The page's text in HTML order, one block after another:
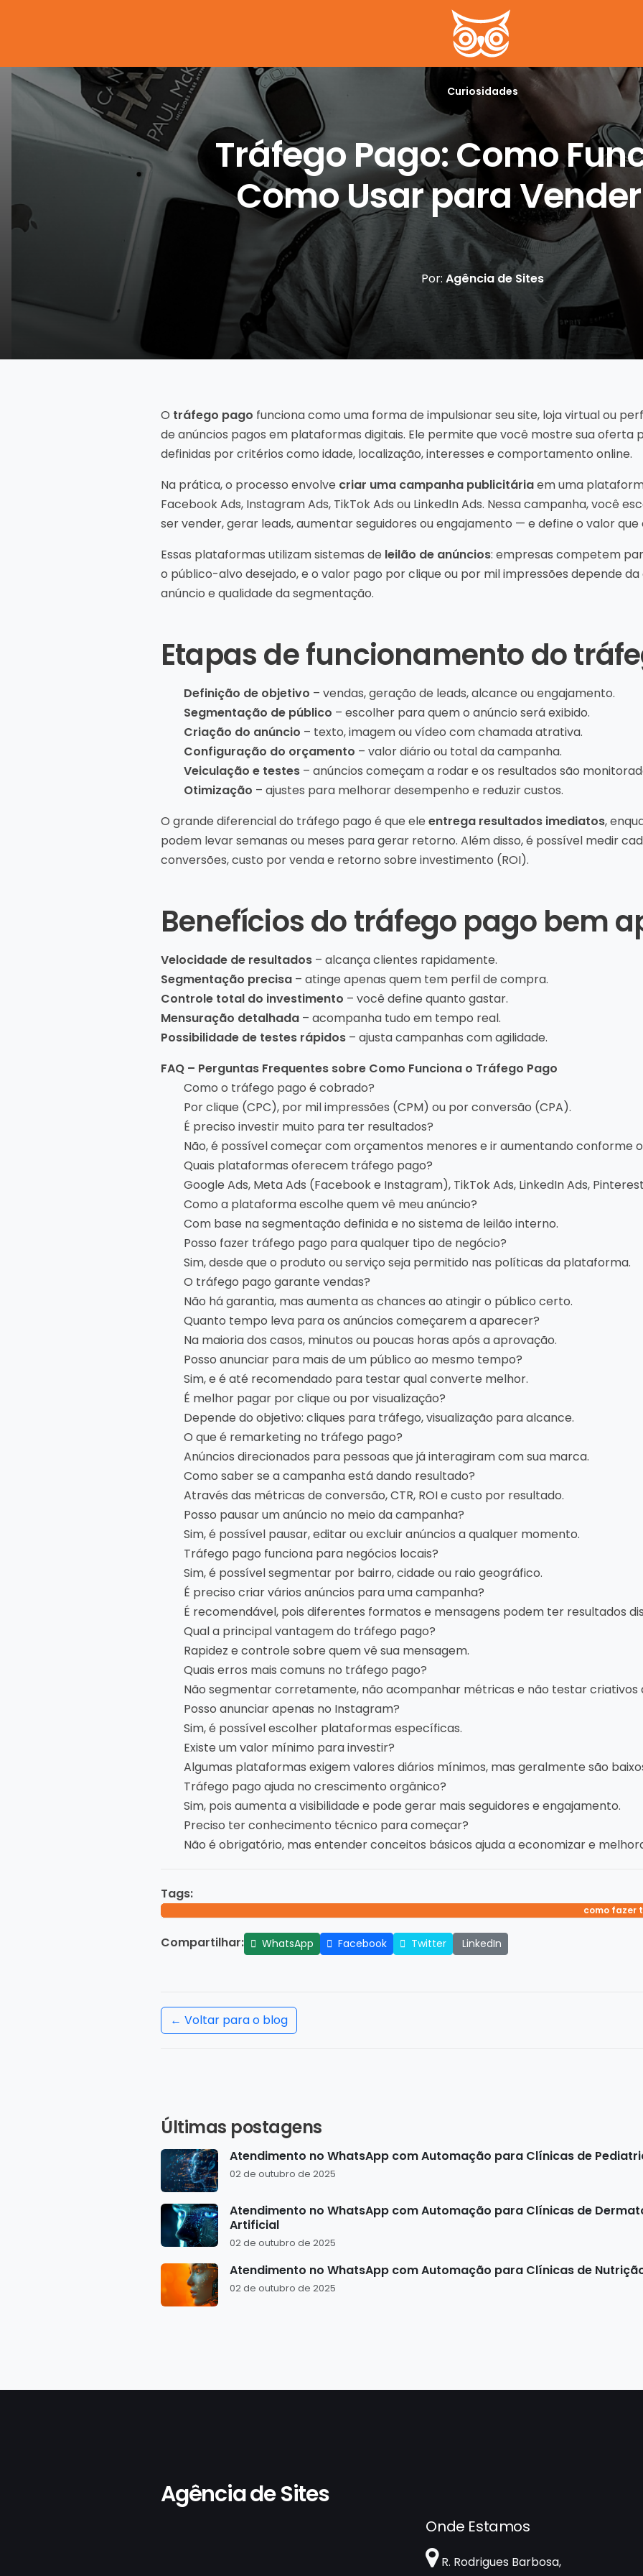
Curiosidades
Tráfego Pago: Como
Como Usar para
Por: Agência de Sites
O tráfego pago funciona como uma forma de impulsionar seu site, loja virtual ou
de anúncios pagos em plataformas digitais. Ele permite que você mostre sua oferta
definidas por critérios como idade, localização, interesses e comportamento online.
Na prática, o processo envolve criar uma campanha publicitáriaem uma
Facebook Ads, Instagram Ads, TikTok Ads ou LinkedIn Ads. Nessa campanha, você
ser vender, gerar leads, aumentar seguidores ou engajamento — e define o valor que
Essas plataformas utilizam sistemas de leilão de anúncios: empresas competem
o público-alvo desejado, e o valor pago por clique ou por mil impressões depende
anúncio e qualidade da segmentação.
Etapas de funcionamento do
Definição de objetivo – vendas, geração de leads, alcance ou engajamento.
Segmentação de público – escolher para quem o anúncio será exibido.
Criação do anúncio – texto, imagem ou vídeo com chamada atrativa.
Configuração do orçamento – valor diário ou total da campanha.
Veiculação e testes – anúncios começam a rodar e os resultados são
Otimização – ajustes para melhorar desempenho e reduzir custos.
O grande diferencial do tráfego pago é que ele entrega resultados imediatos,
podem levar semanas ou meses para gerar retorno. Além disso, é possível medir
conversões, custo por venda e retorno sobre investimento (ROI).
Benefícios do tráfego pago bem
Velocidade de resultados – alcança clientes rapidamente.
Segmentação precisa – atinge apenas quem tem perfil de compra.
Controle total do investimento – você define quanto gastar.
Mensuração detalhada – acompanha tudo em tempo real.
Possibilidade de testes rápidos – ajusta campanhas com agilidade.
FAQ – Perguntas Frequentes sobre Como Funciona o Tráfego Pago
Como o tráfego pago é cobrado?
Por clique (CPC), por mil impressões (CPM) ou por conversão (CPA).
É preciso investir muito para ter resultados?
Não, é possível começar com orçamentos menores e ir aumentando conforme
Quais plataformas oferecem tráfego pago?
Google Ads, Meta Ads (Facebook e Instagram), TikTok Ads, LinkedIn Ads,
Como a plataforma escolhe quem vê meu anúncio?
Com base na segmentação definida e no sistema de leilão interno.
Posso fazer tráfego pago para qualquer tipo de negócio?
Sim, desde que o produto ou serviço seja permitido nas políticas da plataforma.
O tráfego pago garante vendas?
Não há garantia, mas aumenta as chances ao atingir o público certo.
Quanto tempo leva para os anúncios começarem a aparecer?
Na maioria dos casos, minutos ou poucas horas após a aprovação.
Posso anunciar para mais de um público ao mesmo tempo?
Sim, e é até recomendado para testar qual converte melhor.
É melhor pagar por clique ou por visualização?
Depende do objetivo: cliques para tráfego, visualização para alcance.
O que é remarketing no tráfego pago?
Anúncios direcionados para pessoas que já interagiram com sua marca.
Como saber se a campanha está dando resultado?
Através das métricas de conversão, CTR, ROI e custo por resultado.
Posso pausar um anúncio no meio da campanha?
Sim, é possível pausar, editar ou excluir anúncios a qualquer momento.
Tráfego pago funciona para negócios locais?
Sim, é possível segmentar por bairro, cidade ou raio geográfico.
É preciso criar vários anúncios para uma campanha?
É recomendável, pois diferentes formatos e mensagens podem ter resultados
Qual a principal vantagem do tráfego pago?
Rapidez e controle sobre quem vê sua mensagem.
Quais erros mais comuns no tráfego pago?
Não segmentar corretamente, não acompanhar métricas e não testar criativos
Posso anunciar apenas no Instagram?
Sim, é possível escolher plataformas específicas.
Existe um valor mínimo para investir?
Algumas plataformas exigem valores diários mínimos, mas geralmente são
Tráfego pago ajuda no crescimento orgânico?
Sim, pois aumenta a visibilidade e pode gerar mais seguidores e engajamento.
Preciso ter conhecimento técnico para começar?
Não é obrigatório, mas entender conceitos básicos ajuda a economizar e
Tags:
tráfego pago
como fazer
Compartilhar: WhatsApp Facebook Twitter LinkedIn
← Voltar para o blog
Últimas postagens
Atendimento no WhatsApp com Automação para Clínicas de
02 de outubro de 2025
Atendimento no WhatsApp com Automação para Clínicas de
Artificial
02 de outubro de 2025
Atendimento no WhatsApp com Automação para Clínicas de
02 de outubro de 2025
Agência de Sites
Onde Estamos
R. Rodrigues Barbosa,